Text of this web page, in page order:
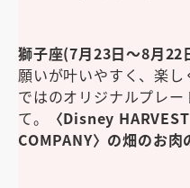
獅子座(7月23日～8月22
願いが叶いやすく、楽
ではのオリジナルプレ
て。
〈Disney
COMPANY〉の畑のお肉